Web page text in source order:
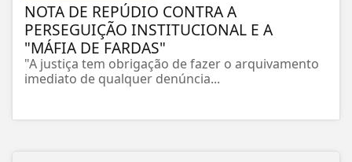
NOTA DE REPÚDIO CONTRA A
PERSEGUIÇÃO INSTITUCIONAL E A
"MÁFIA DE FARDAS"
"A justiça tem obrigação de fazer o arquivamento
imediato de qualquer denúncia...